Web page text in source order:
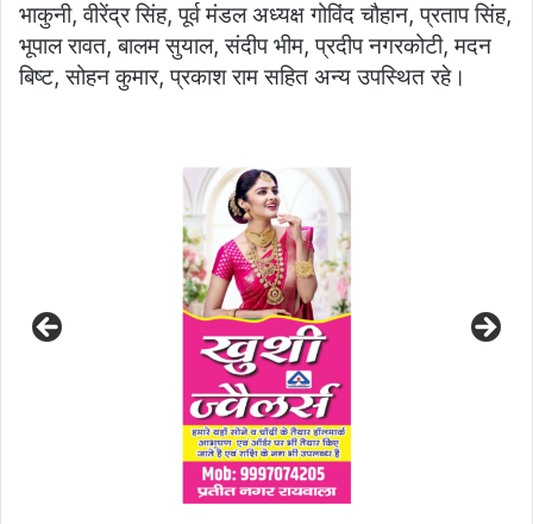
भाकुनी, वीरेंद्र सिंह, पूर्व मंडल अध्यक्ष गोविंद चौहान, प्रताप सिंह,
भूपाल रावत, बालम सुयाल, संदीप भीम, प्रदीप नगरकोटी, मदन
बिष्ट, सोहन कुमार, प्रकाश राम सहित अन्य उपस्थित रहे।